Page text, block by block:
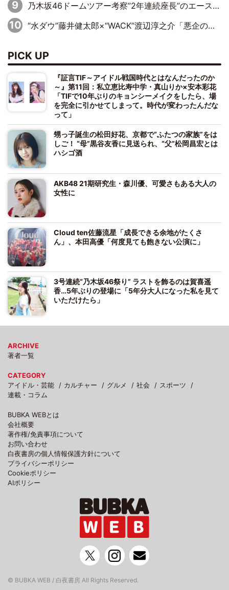
乃木坂46ドームツアー考察”2年連続座長”のエース・井上和の涙から感じた「乃木坂46らしさ」とは？
“水ダウ”藤井健太郎×“WACK”渡辺淳之介「悪企のすゝめ 大人を煙に巻く仕事術」刊行記念対談
PICK UP
『証言TIF～アイドル戦国時代とはなんだったのか
～』第11回：私立恵比寿中学・真山りか×安本彩花
「TIFで10年ぶりのキョンシーメイクをしたら、場
を完全に引かせてしまって。時代が変わったんだな
って」
甥っ子誕生の松田好花、京都で“ふたつの家族”をは
しご！ “母”黒谷友香に見送られ、“父”松岡昌宏とは
ハシゴ酒
AKB48 21期研究生・森川優、可愛さもある大人の
女性に
Cloud ten佐藤流星「成長できる余地がたくさ
ん」、本田高優「何度見ても飽きない公演に」
3号連続“乃木坂46祭り” ラストを飾るのは賀喜遥
香…5年ぶりの登場に「5年分大人になった私を見て
いただけたら」
ARCHIVE
著者一覧
CATEGORY
アイドル・芸能
カルチャー グルメ 社会
スポーツ
連載・コラム
BUBKA WEBとは
会社概要
著作権/免責事項について
お問い合わせ
白夜書房の個人情報保護方針について
プライバシーポリシー
Cookieポリシー
AIポリシー
© BUBKA WEB / 白夜書房 All Rights Reserved.